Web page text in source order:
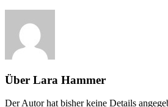
Über Lara Hammer
Der Autor hat bisher keine Details